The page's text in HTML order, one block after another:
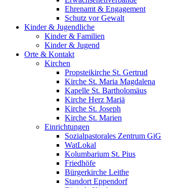
Ehrenamt & Engagement
Schutz vor Gewalt
Kinder & Jugendliche
Kinder & Familien
Kinder & Jugend
Orte & Kontakt
Kirchen
Propsteikirche St. Gertrud
Kirche St. Maria Magdalena
Kapelle St. Bartholomäus
Kirche Herz Mariä
Kirche St. Joseph
Kirche St. Marien
Einrichtungen
Sozialpastorales Zentrum GiG
WatLokal
Kolumbarium St. Pius
Friedhöfe
Bürgerkirche Leithe
Standort Eppendorf